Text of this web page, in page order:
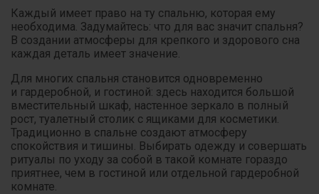
Каждый имеет право на ту спальню, которая ему
необходима. Задумайтесь: что для вас значит спальня?
В создании атмосферы для крепкого и здорового сна
каждая деталь имеет значение.
Для многих спальня становится одновременно
и гардеробной, и гостиной: здесь находится большой
вместительный шкаф, настенное зеркало в полный
рост, туалетный столик с ящиками для косметики.
Традиционно в спальне создают атмосферу
спокойствия и тишины. Выбирать одежду и совершать
ритуалы по уходу за собой в такой комнате гораздо
приятнее, чем в гостиной или отдельной гардеробной
комнате.